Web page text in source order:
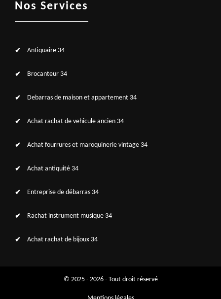
Nos Services
Antiquaire 34
Brocanteur 34
Debarras de maison et appartement 34
Achat rachat de vehicule ancien 34
Achat fourrures et maroquinerie vintage 34
Achat antiquité 34
Entreprise de débarras 34
Rachat instrument musique 34
Achat rachat de bijoux 34
© 2025 - 2026 - Tout droit réservé